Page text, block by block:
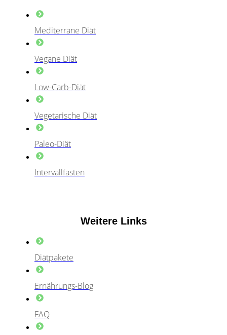
Mediterrane Diät
Vegane Diät
Low-Carb-Diät
Vegetarische Diät
Paleo-Diät
Intervallfasten
Weitere Links
Diätpakete
Ernährungs-Blog
FAQ